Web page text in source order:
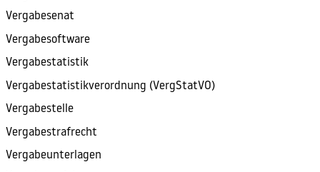
Vergabesenat
Vergabesoftware
Vergabestatistik
Vergabestatistikverordnung (VergStatVO)
Vergabestelle
Vergabestrafrecht
Vergabeunterlagen